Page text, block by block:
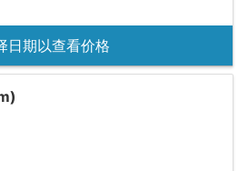
日期以查看价格